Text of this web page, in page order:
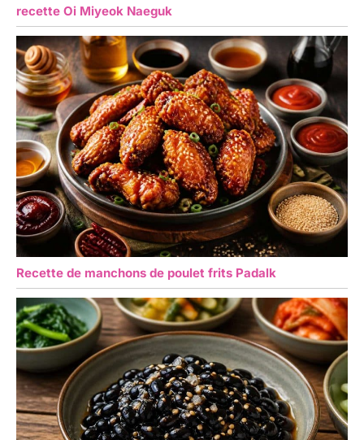
recette Oi Miyeok Naeguk
Recette de manchons de poulet frits Padalk